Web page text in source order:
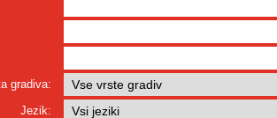
gradiva:
Jezik: